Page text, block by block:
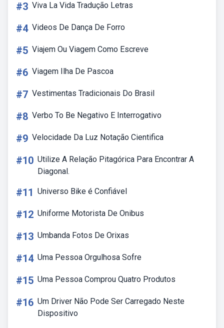
#3 Viva La Vida Tradução Letras
#4 Videos De Dança De Forro
#5 Viajem Ou Viagem Como Escreve
#6 Viagem Ilha De Pascoa
#7 Vestimentas Tradicionais Do Brasil
#8 Verbo To Be Negativo E Interrogativo
#9 Velocidade Da Luz Notação Cientifica
#10 Utilize A Relação Pitagórica Para Encontrar A
Diagonal.
#11 Universo Bike é Confiável
#12 Uniforme Motorista De Onibus
#13 Umbanda Fotos De Orixas
#14 Uma Pessoa Orgulhosa Sofre
#15 Uma Pessoa Comprou Quatro Produtos
#16 Um Driver Não Pode Ser Carregado Neste
Dispositivo